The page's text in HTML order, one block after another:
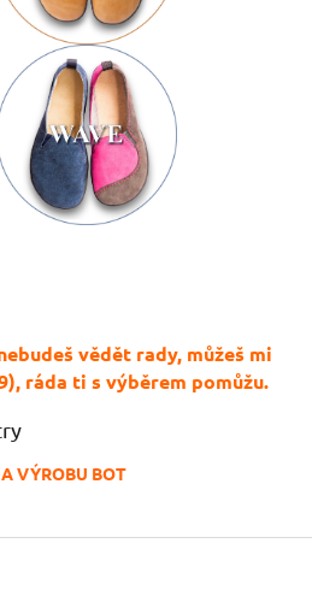
vědět rady, můžeš mi
ráda ti s výběrem pomůžu.
VÝROBU BOT